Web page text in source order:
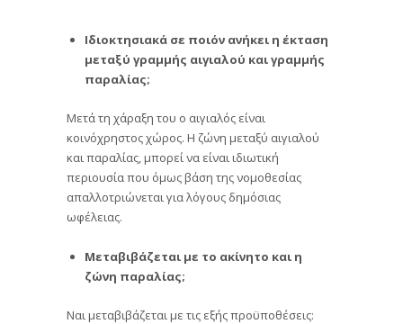
Ιδιοκτησιακά σε ποιόν ανήκει η έκταση
μεταξύ γραμμής αιγιαλού και γραμμής
παραλίας;
Μετά τη χάραξη του ο αιγιαλός είναι
κοινόχρηστος χώρος. Η ζώνη μεταξύ αιγιαλού
και παραλίας, μπορεί να είναι ιδιωτική
περιουσία που όμως βάση της νομοθεσίας
απαλλοτριώνεται για λόγους δημόσιας
ωφέλειας.
Μεταβιβάζεται με το ακίνητο και η
ζώνη παραλίας;
Ναι μεταβιβάζεται με τις εξής προϋποθέσεις: